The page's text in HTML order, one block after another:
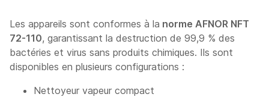
Les appareils sont conformes à la norme AFNOR NFT
72-110, garantissant la destruction de 99,9 % des
bactéries et virus sans produits chimiques. Ils sont
disponibles en plusieurs configurations :
Nettoyeur vapeur compact